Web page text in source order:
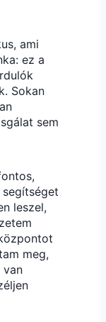
ami
ez a
Sokan
sem
leszel,
meg,
van